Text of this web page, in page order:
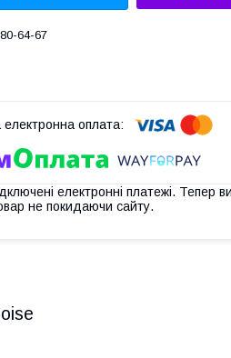
64-67
електронні платежі. Тепер
не покидаючи сайту.